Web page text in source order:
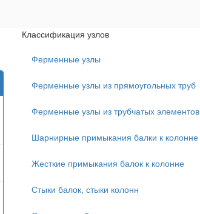
Классификация узлов
Ферменные узлы
Ферменные узлы из прямоугольных труб
Ферменные узлы из трубчатых элементов
Шарнирные примыкания балки к колонне
Жесткие примыкания балок к колонне
Стыки балок, стыки колонн